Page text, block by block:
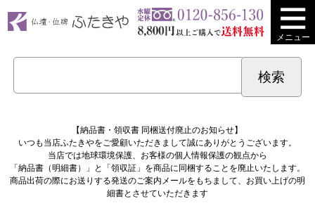
メニュー
【納品書・領収書 同梱送付廃止のお知らせ】
いつも当店ふたきやをご愛顧いただきまして誠にありがとうございます。
当店では地球環境保護、お客様の個人情報保護の観点から
「納品書（明細書）」と「領収証」を商品に同梱することを廃止いたします。
商品出荷の際にお送りする発送のご案内メールをもちまして、お買い上げの明
細書とさせていただきます